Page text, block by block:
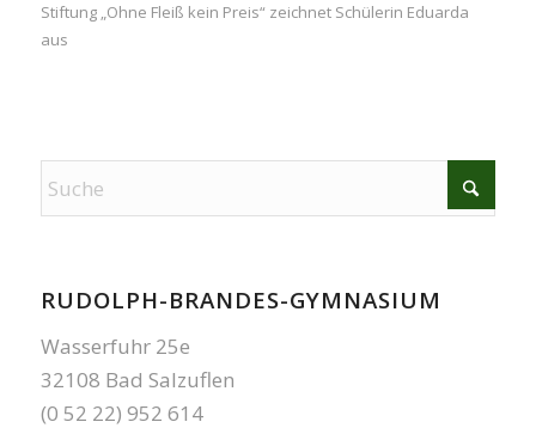
Stiftung „Ohne Fleiß kein Preis“ zeichnet Schülerin Eduarda
aus
RUDOLPH-BRANDES-GYMNASIUM
Wasserfuhr 25e
32108 Bad Salzuflen
(0 52 22) 952 614